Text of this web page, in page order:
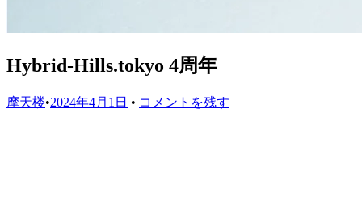
Hybrid-Hills.tokyo 4周年
摩天楼•2024年4月1日 • コメントを残す